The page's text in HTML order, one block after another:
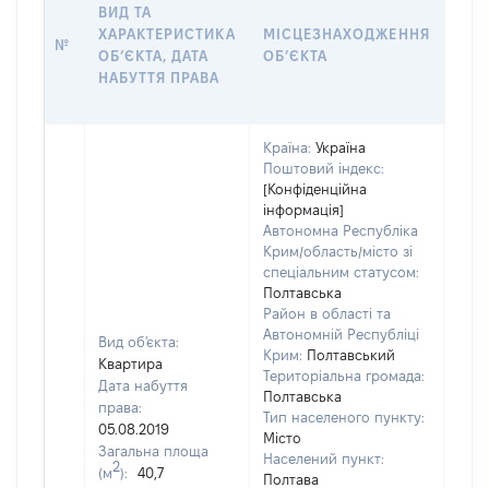
№
ВИД ТА
ХАРАКТЕРИСТИКА
ОБʼЄКТА, ДАТА
НАБУТТЯ ПРАВА
МІСЦЕЗНАХОДЖЕННЯ
ОБʼЄКТА
Вид об'єкта:
Квартира
Дата набуття
права:
05.08.2019
Загальна площа
(м2):
40,7
Країна: Україна
Поштовий індекс:
[Конфіденційна
інформація]
Автономна Республіка
Крим/область/місто зі
спеціальним статусом:
Полтавська
Район в області та
Автономній Республіці
Крим: Полтавський
Територіальна громада:
Полтавська
Тип населеного пункту:
Місто
Населений пункт:
Полтава